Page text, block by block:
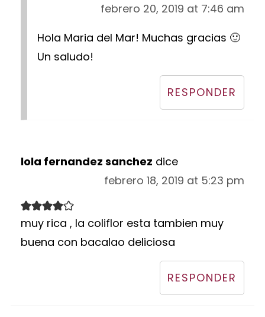
febrero 20, 2019 at 7:46 am
Hola Maria del Mar! Muchas gracias 🙂
Un saludo!
RESPONDER
lola fernandez sanchez dice
febrero 18, 2019 at 5:23 pm
muy rica , la coliflor esta tambien muy
buena con bacalao deliciosa
RESPONDER